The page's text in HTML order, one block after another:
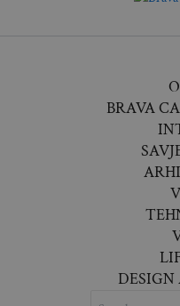
BRAVA
DESIGN